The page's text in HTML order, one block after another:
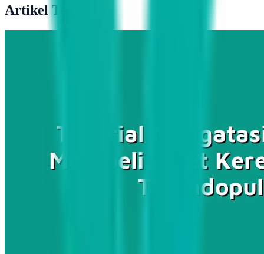
Artikel Terkait